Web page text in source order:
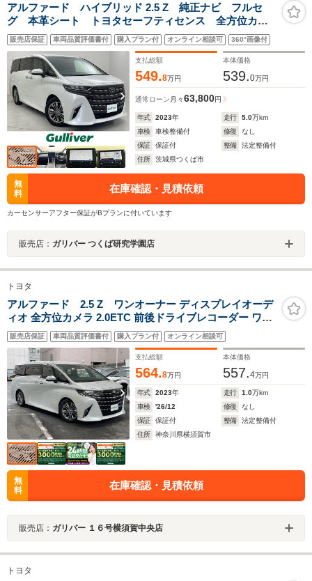
アルファード ハイブリッド 2.5 Z 純正ナビ フルセ
グ 本革シート トヨタセーフティセンス 全方位カメ
ラ パノラミックビューモニター ブレーキホールド
パワースライドドア コーナーセンサー ETC2.0 ユニ
バーサルステップ オットマン
販売店保証 車両品質評価書付 購入プラン付 オンライン相談可 360°画像付
支払総額
549.8万円
本体価格
539.0万円
通常ローン 月々63,800円
年式 2023年 走行 5.0万km
車検
車検整備付 修復
なし
保証
保証付 整備
法定整備付
住所
茨城県つくば市
無
料
在庫確認・見積依頼
カーセンサーアフター保証がBプランに付いています
販売店： ガリバー つくば研究学園店
トヨタ
アルファード 2.5 Z ワンオーナー ディスプレイオーデ
ィオ 全方位カメラ 2.0ETC 前後ドライブレコーダー ワイ
ヤレス充電 パワーバックドア RSRダウンサス トヨタセ
ーフティセンス スマートキー2個
販売店保証 車両品質評価書付 購入プラン付 オンライン相談可
支払総額
564.8万円
本体価格
557.4万円
年式 2023年 走行 1.0万km
車検
'26/12 修復
なし
保証
保証付 整備
法定整備付
住所
神奈川県横須賀市
無
料
在庫確認・見積依頼
販売店： ガリバー １６号横須賀中央店
トヨタ